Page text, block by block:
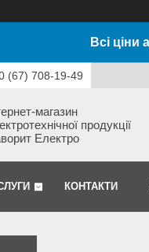
Всі
(67) 708-19-49
магазин
продукції
Електро
КОНТАКТИ